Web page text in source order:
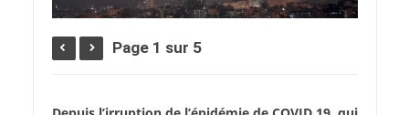
Page 1 sur 5